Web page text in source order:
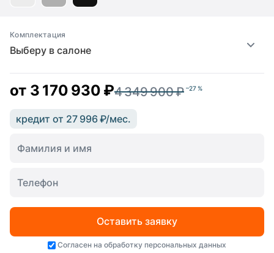
Выберу в салоне
Комплектация
от 3 170 930 ₽4 349 900 ₽ –27 %
кредит от 27 996 ₽/мес.
Оставить заявку
Согласен на обработку персональных данных